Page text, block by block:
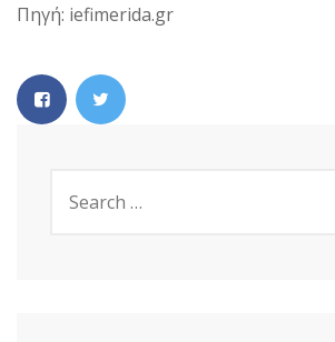
Πηγή: iefimerida.gr